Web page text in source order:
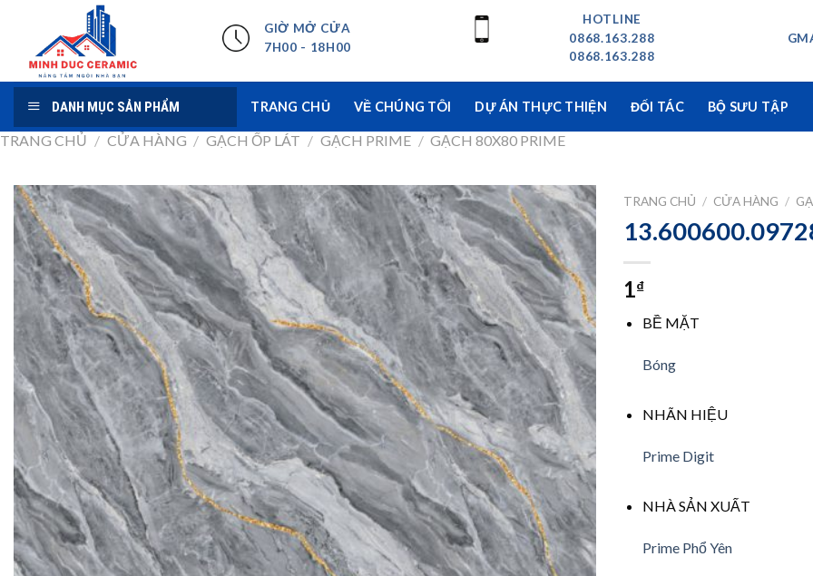
content
GIỜ MỞ CỬA
7H00 - 18H00
HOTLINE
0868.163.288
0868.163.288
DANH MỤC SẢN PHẨM TRANG CHỦ VỀ CHÚNG TÔI DỰ ÁN THỰC THIỆN ĐỐI TÁC BỘ SƯU TẬP
TRANG CHỦ / CỬA HÀNG / GẠCH ỐP LÁT / GẠCH PRIME / GẠCH 80X80 PRIME
TRANG CHỦ / CỬA HÀNG /
1₫
BỀ MẶT
Bóng
NHÃN HIỆU
Prime Digit
NHÀ SẢN XUẤT
Prime Phổ Yên